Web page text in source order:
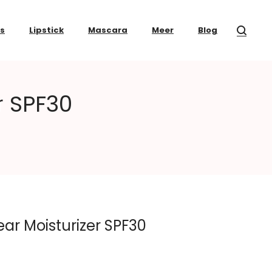
Lipstick Mascara Meer Blog
Moisturizer SPF30